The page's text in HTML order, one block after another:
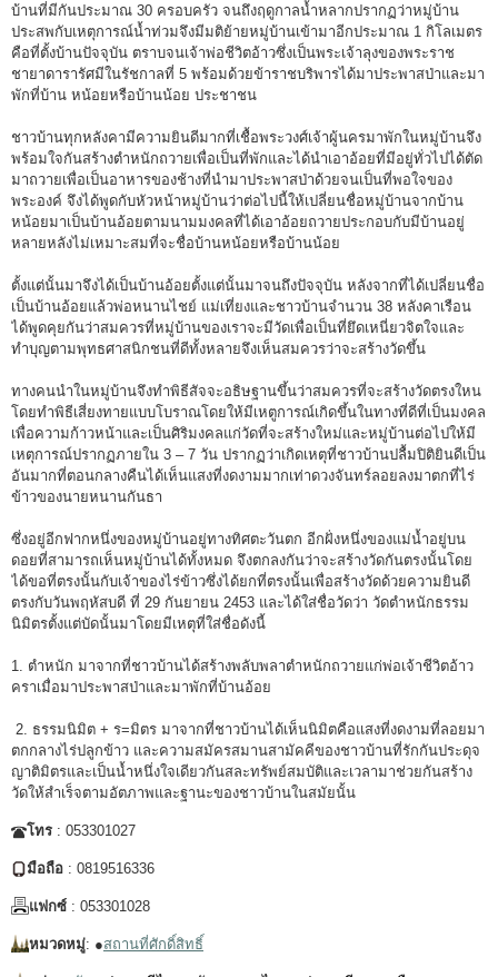
บ้านที่มีกันประมาณ 30 ครอบครัว จนถึงฤดูกาลน้ำหลากปรากฏว่าหมู่บ้าน
ประสพกับเหตุการณ์น้ำท่วมจึงมีมติย้ายหมู่บ้านเข้ามาอีกประมาณ 1 กิโลเมตร
คือที่ตั้งบ้านปัจจุบัน ตราบจนเจ้าพ่อชีวิตอ้าวซึ่งเป็นพระเจ้าลุงของพระราช
ชายาดารารัศมีในรัชกาลที่ 5 พร้อมด้วยข้าราชบริพารได้มาประพาสป่าและมา
พักที่บ้าน หน้อยหรือบ้านน้อย ประชาชน
ชาวบ้านทุกหลังคามีความยินดีมากที่เชื้อพระวงศ์เจ้าผู้นครมาพักในหมู่บ้านจึง
พร้อมใจกันสร้างตำหนักถวายเพื่อเป็นที่พักและได้นำเอาอ้อยที่มีอยู่ทั่วไปได้ตัด
มาถวายเพื่อเป็นอาหารของช้างที่นำมาประพาสป่าด้วยจนเป็นที่พอใจของ
พระองค์ จึงได้พูดกับหัวหน้าหมู่บ้านว่าต่อไปนี้ให้เปลี่ยนชื่อหมู่บ้านจากบ้าน
หน้อยมาเป็นบ้านอ้อยตามนามมงคลที่ได้เอาอ้อยถวายประกอบกับมีบ้านอยู่
หลายหลังไม่เหมาะสมที่จะชื่อบ้านหน้อยหรือบ้านน้อย
ตั้งแต่นั้นมาจึงได้เป็นบ้านอ้อยตั้งแต่นั้นมาจนถึงปัจจุบัน หลังจากที่ได้เปลี่ยนชื่อ
เป็นบ้านอ้อยแล้วพ่อหนานไชย์ แม่เที่ยงและชาวบ้านจำนวน 38 หลังคาเรือน
ได้พูดคุยกันว่าสมควรที่หมู่บ้านของเราจะมีวัดเพื่อเป็นที่ยึดเหนี่ยวจิตใจและ
ทำบุญตามพุทธศาสนิกชนที่ดีทั้งหลายจึงเห็นสมควรว่าจะสร้างวัดขึ้น
ทางคนนำในหมู่บ้านจึงทำพิธีสัจจะอธิษฐานขึ้นว่าสมควรที่จะสร้างวัดตรงใหน
โดยทำพิธีเสี่ยงทายแบบโบราณโดยให้มีเหตูการณ์เกิดขึ้นในทางที่ดีที่เป็นมงคล
เพื่อความก้าวหน้าและเป็นศิริมงคลแก่วัดที่จะสร้างใหม่และหมู่บ้านต่อไปให้มี
เหตุการณ์ปรากฏภายใน 3 – 7 วัน ปรากฏว่าเกิดเหตุที่ชาวบ้านปลื้มปิติยินดีเป็น
อันมากที่ตอนกลางคืนได้เห็นแสงที่งดงามมากเท่าดวงจันทร์ลอยลงมาตกที่ไร่
ข้าวของนายหนานกันธา
ซึ่งอยู่อีกฟากหนึ่งของหมู่บ้านอยู่ทางทิศตะวันตก อีกฝั่งหนึ่งของแม่น้ำอยู่บน
ดอยที่สามารถเห็นหมู่บ้านได้ทั้งหมด จึงตกลงกันว่าจะสร้างวัดกันตรงนั้นโดย
ได้ขอที่ตรงนั้นกับเจ้าของไร่ข้าวซึ่งได้ยกที่ตรงนั้นเพื่อสร้างวัดด้วยความยินดี
ตรงกับวันพฤหัสบดี ที่ 29 กันยายน 2453 และได้ใส่ชื่อวัดว่า วัดตำหนักธรรม
นิมิตรตั้งแต่บัดนั้นมาโดยมีเหตุที่ใส่ชื่อดังนี้
1. ตำหนัก มาจากที่ชาวบ้านได้สร้างพลับพลาตำหนักถวายแก่พ่อเจ้าชีวิตอ้าว
คราเมื่อมาประพาสป่าและมาพักที่บ้านอ้อย
2. ธรรมนิมิต + ร=มิตร มาจากที่ชาวบ้านได้เห็นนิมิตคือแสงที่งดงามที่ลอยมา
ตกกลางไร่ปลูกข้าว และความสมัครสมานสามัคคีของชาวบ้านที่รักกันประดุจ
ญาติมิตรและเป็นน้ำหนึ่งใจเดียวกันสละทรัพย์สมบัติและเวลามาช่วยกันสร้าง
วัดให้สำเร็จตามอัตภาพและฐานะของชาวบ้านในสมัยนั้น
โทร : 053301027
มือถือ : 0819516336
แฟกซ์ : 053301028
หมวดหมู่: ●สถานที่ศักดิ์สิทธิ์